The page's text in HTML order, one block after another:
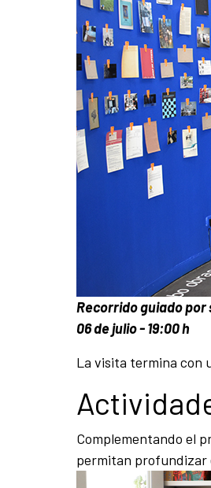
Recorrido guiado
06 de julio- 19:00 h
La visita termina con
Complementando el
permitan profundizar